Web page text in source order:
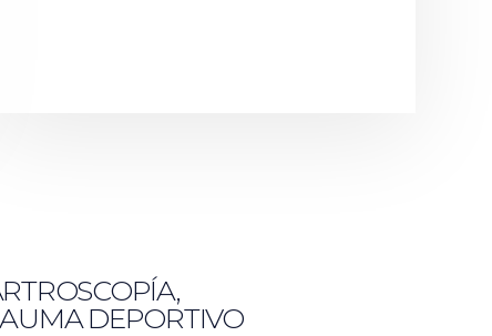
DEPORTIVO